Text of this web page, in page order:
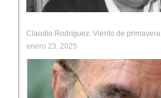
Claudio Rodríguez. Viento de primavera
enero 23, 2025